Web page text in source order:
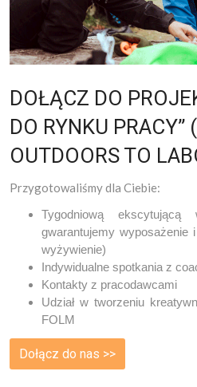
DOŁĄCZ DO
DO RYNKU PRACY”
OUTDOORS TO
Przygotowaliśmy dla Ciebie:
Tygodniową
gwarantujemy wyposażenie
wyżywienie)
Indywidualne spotkania z
Kontakty z pracodawcami
Udział w tworzeniu
FOLM
Dołącz do nas >>